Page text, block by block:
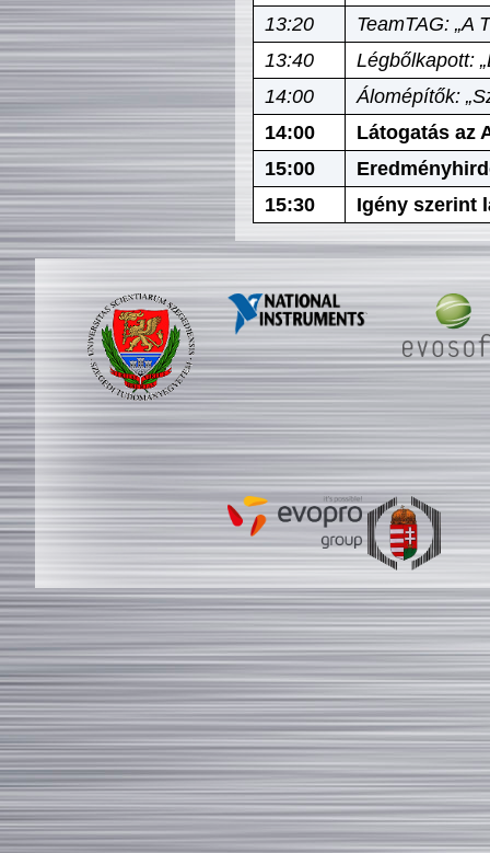
13:20
TeamTAG: „A
13:40
Légbőlkapott:
14:00
Álomépítők:
14:00
Látogatás az
15:00
15:30
Igény szerint